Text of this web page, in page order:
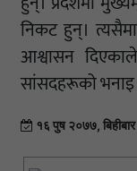
निकट हुन्।
आश्वासन
सांसदहरूको भनाइ
१६ पुष २०७७,